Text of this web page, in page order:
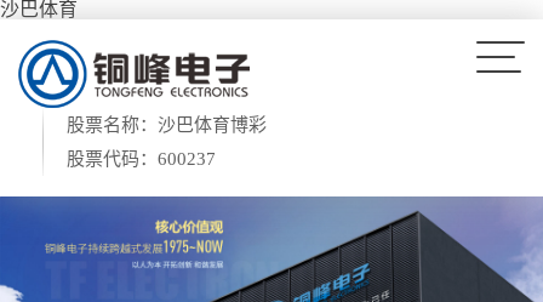
沙巴体育
股票名称：沙巴体育博彩
股票代码：600237